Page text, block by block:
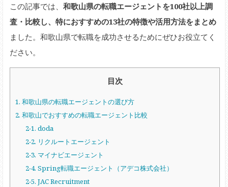
この記事では、 和歌山県の転職エージェントを100社以上調
査・比較し、特におすすめの13社の特徴や活用方法をまとめ
ました。和歌山県で転職を成功させるためにぜひお役立てく
ださい。
目次
1. 和歌山県の転職エージェントの選び方
2. 和歌山でおすすめの転職エージェント比較
2-1. doda
2-2. リクルートエージェント
2-3. マイナビエージェント
2-4. Spring転職エージェント（アデコ株式会社）
2-5. JAC Recruitment